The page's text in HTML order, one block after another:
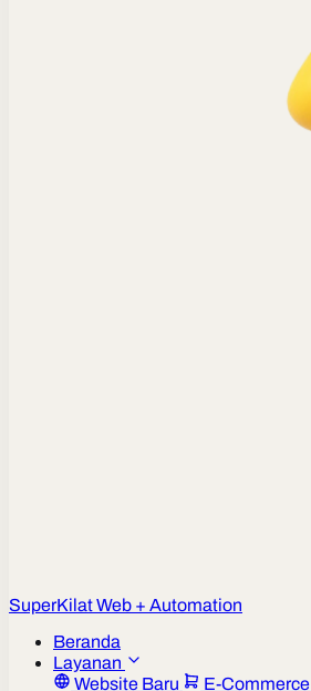
SuperKilatWeb + Automation
Beranda
Layanan
Website Baru
E-Commerce